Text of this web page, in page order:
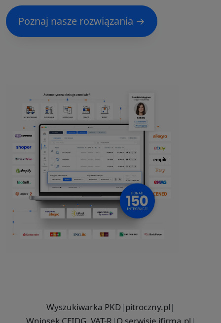
Poznaj nasze rozwiązania →
Wyszukiwarka PKD| pitroczny.pl |